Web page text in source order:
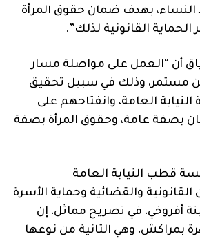
بهدف ضمان حقوق المرأة
الحماية القانونية لذلك”.
أن “العمل على مواصلة مسار
مستمر، وذلك في سبيل تحقيق
العامة، وانفتاحهم على
بصفة عامة، وحقوق المرأة بصفة
قطب النيابة العامة
والقضائية وحماية الأسرة
أفروخي، في تصريح مماثل، إن
بمراكش، وهي الثانية من نوعها